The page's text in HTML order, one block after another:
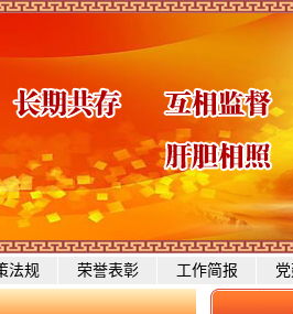
法规 荣誉表彰 工作简报